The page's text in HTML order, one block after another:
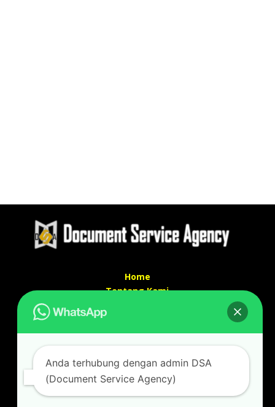
Home
Tentang Kami
Kontak kami
Alamat kantor :
Jl Swadaya Pam No 6 Rt 006 Rw 007 Jatinegara,
Cakung, Jakarta Timur 13930
Anda terhubung dengan admin DSA
(Document Service Agency)